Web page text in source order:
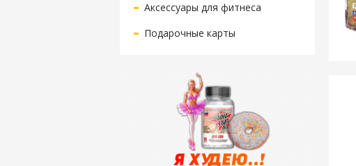
Аксессуары для фитнеса
Подарочные карты